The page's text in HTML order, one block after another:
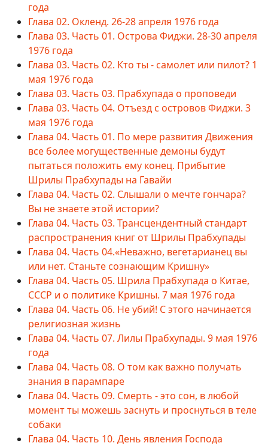
года
Глава 02. Окленд. 26-28 апреля 1976 года
Глава 03. Часть 01. Острова Фиджи. 28-30 апреля
1976 года
Глава 03. Часть 02. Кто ты - самолет или пилот? 1
мая 1976 года
Глава 03. Часть 03. Прабхупада о проповеди
Глава 03. Часть 04. Отъезд с островов Фиджи. 3
мая 1976 года
Глава 04. Часть 01. По мере развития Движения
все более могущественные демоны будут
пытаться положить ему конец. Прибытие
Шрилы Прабхупады на Гавайи
Глава 04. Часть 02. Слышали о мечте гончара?
Вы не знаете этой истории?
Глава 04. Часть 03. Трансцендентный стандарт
распространения книг от Шрилы Прабхупады
Глава 04. Часть 04.«Неважно, вегетарианец вы
или нет. Станьте сознающим Кришну»
Глава 04. Часть 05. Шрила Прабхупада о Китае,
СССР и о политике Кришны. 7 мая 1976 года
Глава 04. Часть 06. Не убий! С этого начинается
религиозная жизнь
Глава 04. Часть 07. Лилы Прабхупады. 9 мая 1976
года
Глава 04. Часть 08. О том как важно получать
знания в парампаре
Глава 04. Часть 09. Смерть - это сон, в любой
момент ты можешь заснуть и проснуться в теле
собаки
Глава 04. Часть 10. День явления Господа